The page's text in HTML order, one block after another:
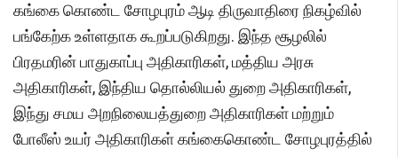
கங்கை கொண்ட சோழபுரம் ஆடி திருவாதிரை நிகழ்வில்
பங்கேற்க உள்ளதாக கூறப்படுகிறது. இந்த சூழலில்
பிரதமரின் பாதுகாப்பு அதிகாரிகள், மத்திய அரசு
அதிகாரிகள், இந்திய தொல்லியல் துறை அதிகாரிகள்,
இந்து சமய அறநிலையத்துறை அதிகாரிகள் மற்றும்
போலீஸ் உயர் அதிகாரிகள் கங்கைகொண்ட சோழபுரத்தில்